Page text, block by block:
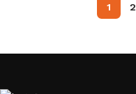
1 2